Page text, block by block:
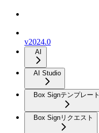
v2024.0
AI
AI Studio
Box Signテンプレート
Box Signリクエスト